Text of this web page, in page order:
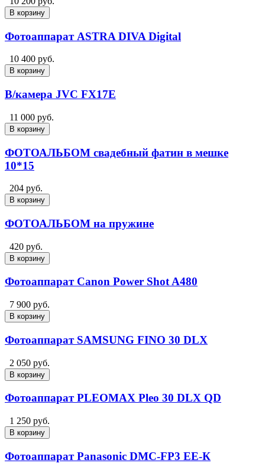
В корзину
Фотоаппарат ASTRA DIVA Digital
10 400 руб.
В корзину
В/камера JVC FX17E
11 000 руб.
В корзину
ФОТОАЛЬБОМ свадебный фатин в мешке
10*15
204 руб.
В корзину
ФОТОАЛЬБОМ на пружине
420 руб.
В корзину
Фотоаппарат Canon Power Shot A480
7 900 руб.
В корзину
Фотоаппарат SAMSUNG FINO 30 DLX
2 050 руб.
В корзину
Фотоаппарат PLEOMAX Pleo 30 DLX QD
1 250 руб.
В корзину
Фотоаппарат Panasonic DMC-FР3 EE-К